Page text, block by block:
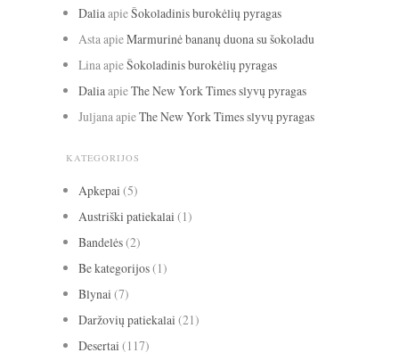
Dalia apieŠokoladinis burokėlių pyragas
Asta apieMarmurinė bananų duona su šokoladu
Lina apieŠokoladinis burokėlių pyragas
Dalia apieThe New York Times slyvų pyragas
Juljana apieThe New York Times slyvų pyragas
KATEGORIJOS
Apkepai (5)
Austriški patiekalai (1)
Bandelės(2)
Be kategorijos(1)
Blynai (7)
Daržovių patiekalai (21)
Desertai (117)